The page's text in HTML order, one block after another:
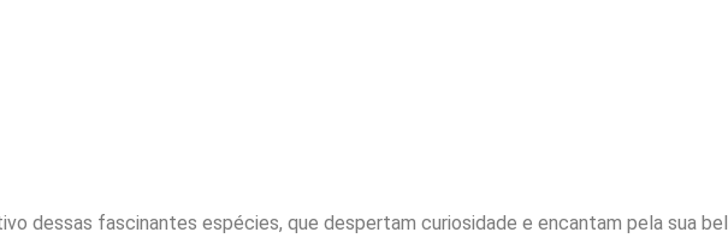
dessas fascinantes espécies, que despertam curiosidade e encantam pela sua